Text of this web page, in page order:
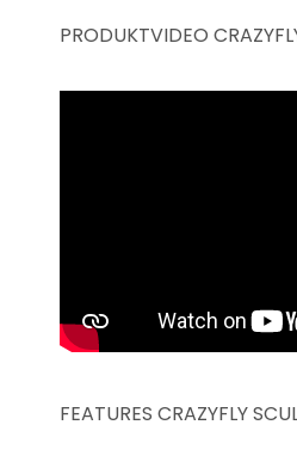
PRODUKTVIDEO
FEATURES CRAZYFLY